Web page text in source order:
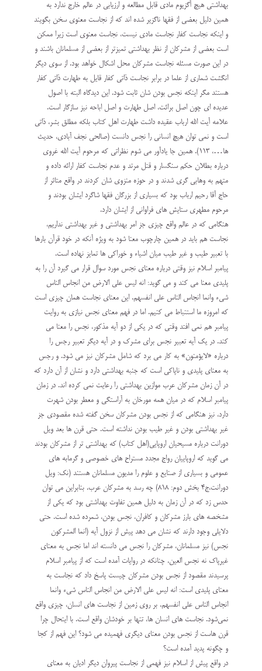
بهداشتی هیچ آگزیوم مادی قابل مطالعه و ارزیابی در عالم خارج ندارد به
همین دلیل بعضی از فقها ناگزیر شده اند که از نجاست معنوی سخن بگویند
و اینکه نجاست کفار نجاست مادی نیست، نجاست معنوی است زیرا ممکن
است بعضی از مشرکان از نظر بهداشتی تمیزتر از بعضی از مسلمانان باشند و
در این صورت مسئله نجاست مشرکان محل اشکال خواهد بود. از سوی دیگر
انگشت شماری از علما در برابر نجاست ذاتی کفار قایل به طهارت ذاتی کفار
هستند مگر اینکه نجس بودن شان ثابت شود. این دیدگاه البته با اصول
عدیده ای چون اصل برائت، اصل طهارت و اصل اباحه نیز سازگار است.
علامه آیت الله ارباب عقیده داشت طهارت اهل کتاب بلکه مطلق بشر، ذاتی
است و نمی توان هیچ انسانی را نجس دانست (صالحی نجف آبادی، حدیث
ها…، 113). همین جا یادآور می شوم نظراتی که مرحوم آیت الله غروی
درباره بطلان حکم سنگسار و قتل مرتد و عدم نجاست کفار ارائه داده و
متهم به وهابی گری شدند و در حوزه منزوی شان کردند در واقع متاثر از
حاج آقا رحیم ارباب بود که بسیاری از بزرگان فقها شاگرد ایشان بودند و
مرحوم مطهری ستایش های فراوانی از ایشان دارد.
هنگامی که در عالم واقع چیزی جز امر بهداشتی و غیر بهداشتی نداریم،
نجاست هم باید در همین چارچوب معنا شود به ویژه آنکه در خود قرآن بارها
با تعبیر طیب و غیر طیب میان اشیاء و خوراکی ها تمایز نهاده است.
پیامبر اسلام نیز وقتی درباره معنای نجس مورد سوال قرار می گیرد آن را به
پلیدی معنا می کند و می گوید: انه لیس علی الارض من انجاس الناس
شیء وانما انجاس الناس علی انفسهم. این معنای نجاست همان چیزی است
که امروزه ما استنباط می کنیم. اما در فهم معنای نجس نیازی به روایت
پیامبر هم نمی افتد وقتی که در یکی از دو آیه مذکور، نجس را معنا می
کند. در یک آیه تعبیر نجس برای مشرک و در آیه دیگر تعبیر رجس را
درباره «لایؤمنون» به کار می برد که شامل مشرکان نیز می شود. و رجس
به معنای پلیدی و ناپاکی است که جنبه بهداشتی دارد و نشان از آن دارد که
در آن زمان مشرکان عرب موازین بهداشتی را رعایت نمی کرده اند. در زمان
پیامبر اسلام که در میان همه مورخان به آراستگی و معطر بودن شهرت
دارد، نیز هنگامی که از نجس بودن مشرکان سخن گفته شده مقصودی جز
غیر بهداشتی بودن و غیر طیب بودن نداشته است. حتی قرن ها بعد ویل
دورانت درباره مسیحیان اروپایی(اهل کتاب) که بهداشتی تر از مشرکان بودند
می گوید که اروپاییان رواج مجدد مستراح های خصوصی و گرمابه های
عمومی و بسیاری از صنایع و علوم را مدیون مسلمانان هستند (نک: ویل
دورانت،ج4 بخش دوم: 818) چه رسد به مشرکان عرب. بنابراین می توان
حدس زد که در آن زمان به دلیل همین تفاوت بهداشتی بود که یکی از
مشخصه های بارز مشرکان و کافران، نجس بودن، شمرده شده است. حتى
دلایلی وجود دارند که نشان می دهد پیش از نزول آیه (انما المشرکون
نجس) نیز مسلمانان، مشرکان را نجس مى دانسته اند اما نجس به معنای
غیرپاک نه نجس العین. چنانکه در روایات آمده است که از پیامبر اسلام
پرسیدند مقصود از نجس بودن مشرکان چیست پاسخ داد که نجاست به
معنای پلیدی است: انه لیس علی الارض من انجاس الناس شیء وانما
انجاس الناس علی انفسهم. بر روی زمین از نجاست های انسان، چیزی واقع
نمی‌شود. نجاست های انسان ها، تنها بر خودشان واقع است. با اینحال چرا
قرن هاست از نجس بودن معنای دیگری فهمیده می شود؟ این فهم از کجا
و چگونه پدید آمده است؟
در واقع پیش از اسلام نیز فهمی از نجاست پیروان دیگر ادیان به معنای